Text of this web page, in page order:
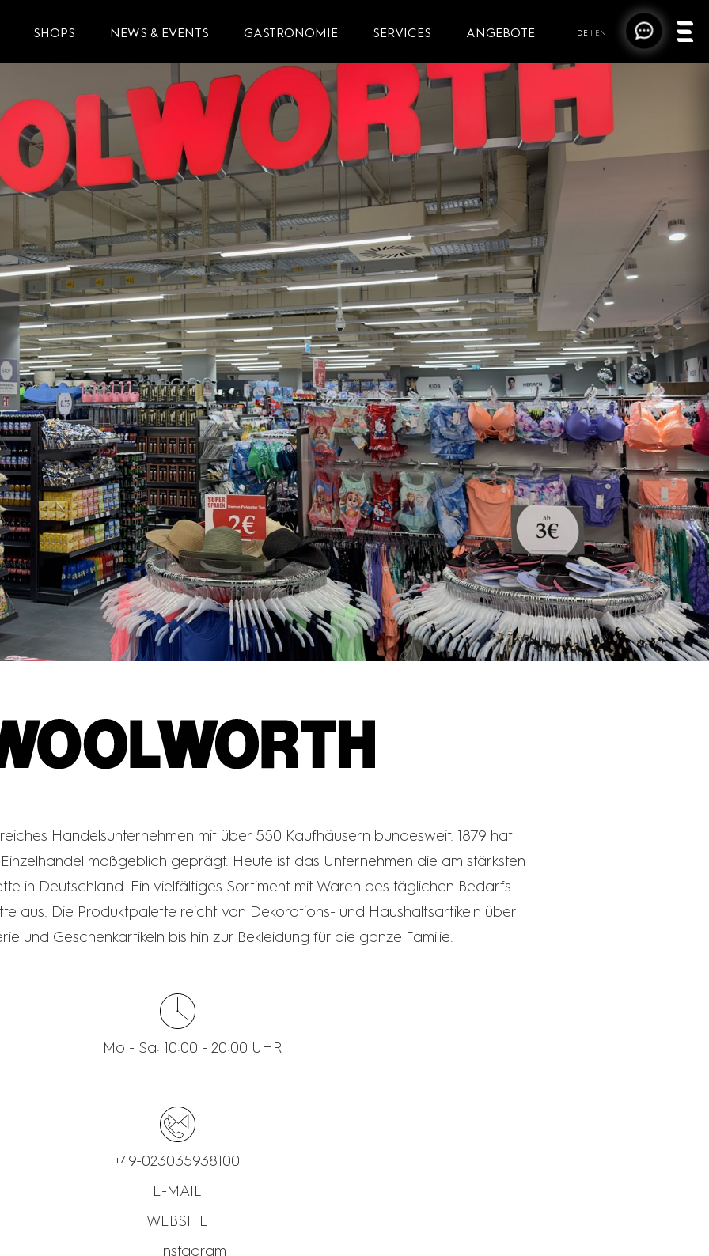
DE | EN
SHOPS NEWS & EVENTS GASTRONOMIE SERVICES ANGEBOTE
Handelsunternehmen mit über 550 Kaufhäusern bundesweit. 1879 hat
maßgeblich geprägt. Heute ist das Unternehmen die am stärksten
in Deutschland. Ein vielfältiges Sortiment mit Waren des täglichen Bedarfs
aus. Die Produktpalette reicht von Dekorations- und Haushaltsartikeln über
und Geschenkartikeln bis hin zur Bekleidung für die ganze Familie.
Mo - Sa: 10:00 - 20:00 UHR
+49-023035938100
E-MAIL
WEBSITE
Instagram